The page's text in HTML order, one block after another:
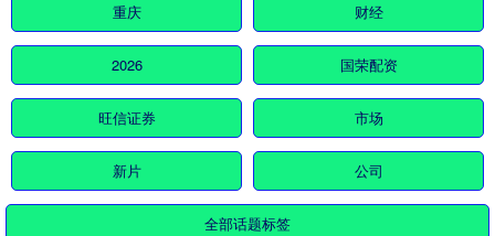
重庆 财经
2026 国荣配资
旺信证券 市场
新片 公司
全部话题标签